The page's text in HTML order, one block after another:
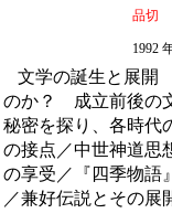
品切
1992
文学の誕生と展開
のか？ 成立前後の
秘密を探り、各時代
の接点／中世神道思
の享受／『四季物語
／兼好伝説とその